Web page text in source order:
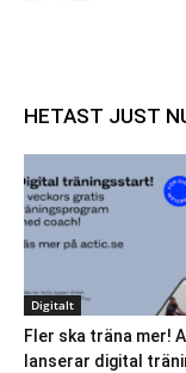
HETAST JUST
Digitalt
Fler ska träna mer!
lanserar digital